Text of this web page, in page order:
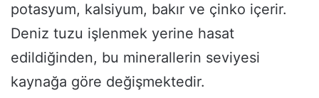
potasyum, kalsiyum, bakır ve çinko içerir.
Deniz tuzu işlenmek yerine hasat
edildiğinden, bu minerallerin seviyesi
kaynağa göre değişmektedir.